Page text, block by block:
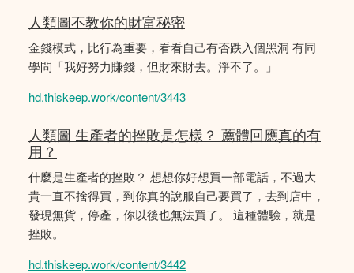
人類圖不教你的財富秘密
金錢模式，比行為重要，看看自己有否跌入個黑洞 有同
學問「我好努力賺錢，但財來財去。淨不了。」
hd.thiskeep.work/content/3443
人類圖 生產者的挫敗是怎樣？ 薦體回應真的有
用？
什麼是生產者的挫敗？ 想想你好想買一部電話，不過大
貴一直不捨得買，到你真的說服自己要買了，去到店中，
發現無貨，停產，你以後也無法買了。 這種體驗，就是
挫敗。
hd.thiskeep.work/content/3442